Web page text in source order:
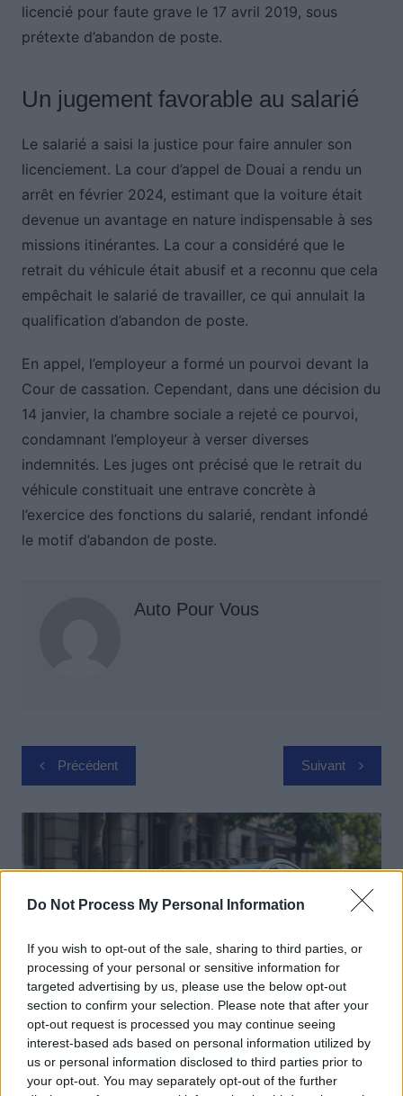
Do Not Process My Personal Information
If you wish to opt-out of the sale, sharing to third parties, or
processing of your personal or sensitive information for
targeted advertising by us, please use the below opt-out
section to confirm your selection. Please note that after your
opt-out request is processed you may continue seeing
interest-based ads based on personal information utilized by
us or personal information disclosed to third parties prior to
your opt-out. You may separately opt-out of the further
licencié pour faute grave le 17 avril 2019, sous
prétexte d’abandon de poste.
Un jugement favorable au salarié
Le salarié a saisi la justice pour faire annuler son
licenciement. La cour d’appel de Douai a rendu un
arrêt en février 2024, estimant que la voiture était
devenue un avantage en nature indispensable à ses
missions itinérantes. La cour a considéré que le
retrait du véhicule était abusif et a reconnu que cela
empêchait le salarié de travailler, ce qui annulait la
qualification d’abandon de poste.
En appel, l’employeur a formé un pourvoi devant la
Cour de cassation. Cependant, dans une décision du
14 janvier, la chambre sociale a rejeté ce pourvoi,
condamnant l’employeur à verser diverses
indemnités. Les juges ont précisé que le retrait du
véhicule constituait une entrave concrète à
l’exercice des fonctions du salarié, rendant infondé
le motif d’abandon de poste.
Auto Pour Vous
Navigation
de
l’article
Précédent Suivant
Actus Info
Elon Musk nuirait gravement à Tesla